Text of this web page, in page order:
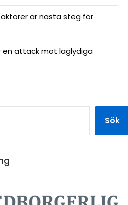
är nästa steg för
en attack mot laglydiga
Sök